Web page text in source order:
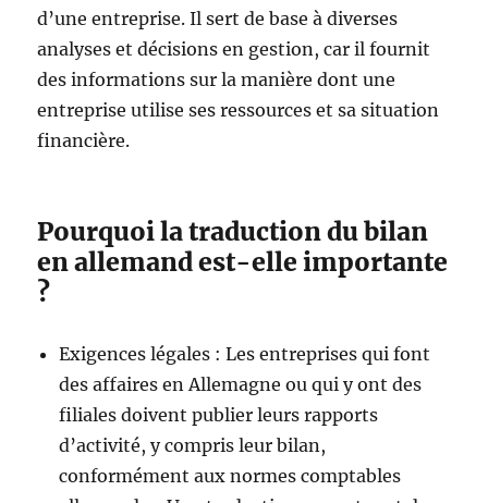
d’une entreprise. Il sert de base à diverses
analyses et décisions en gestion, car il fournit
des informations sur la manière dont une
entreprise utilise ses ressources et sa situation
financière.
Pourquoi la traduction du bilan
en allemand est-elle importante
?
Exigences légales : Les entreprises qui font
des affaires en Allemagne ou qui y ont des
filiales doivent publier leurs rapports
d’activité, y compris leur bilan,
conformément aux normes comptables